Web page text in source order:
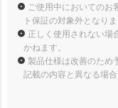
ご使用中においてのお
ト保証の対象外となりま
正しく使用されない場
かねます。
製品仕様は改善のため
記載の内容と異なる場合